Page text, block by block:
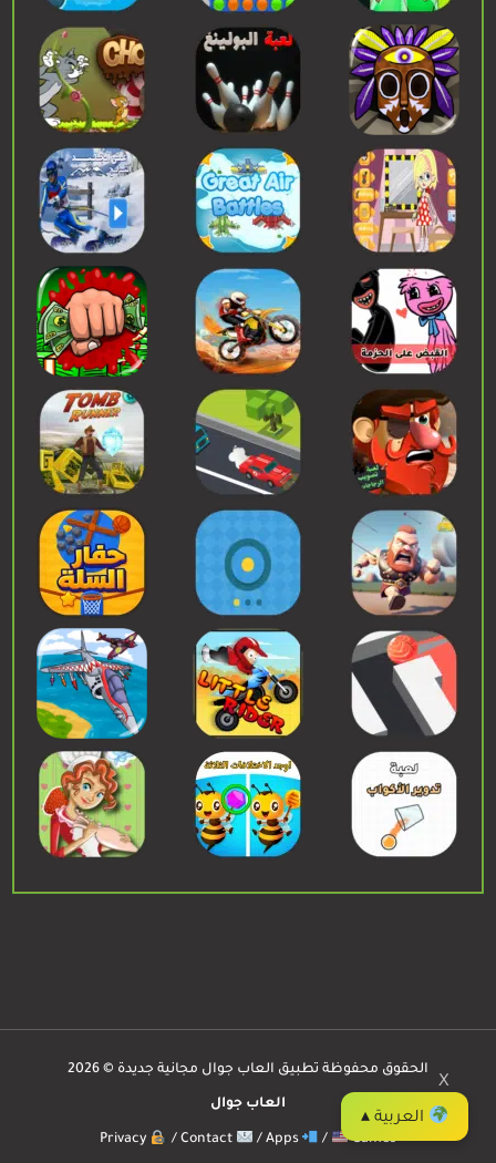
إبدء اللعب
X
العربية ▴
الحقوق محفوظة تطبيق العاب جوال مجانية جديدة © 2026
العاب جوال
Privacy / Contact / Apps / Games